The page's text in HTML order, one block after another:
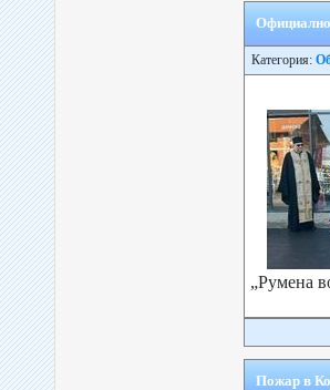
Официално
Категория:
„Румена
Пожар в